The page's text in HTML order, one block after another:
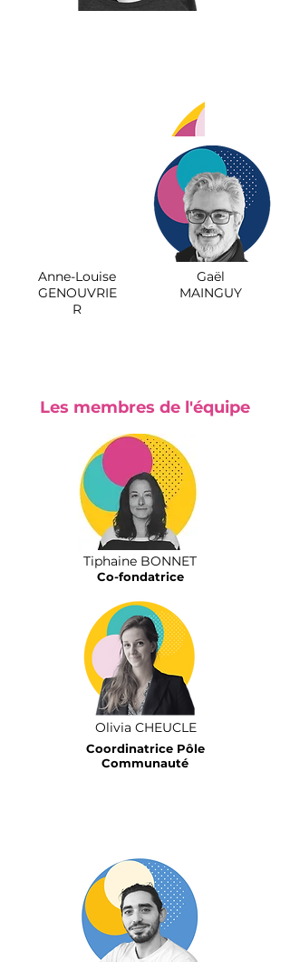
Anne-Louise
GENOUVRIE
R
Gaël
MAINGUY
Les membres de l'équipe
Tiphaine BONNET
Co-fondatrice
Olivia CHEUCLE
Coordinatrice Pôle
Communauté